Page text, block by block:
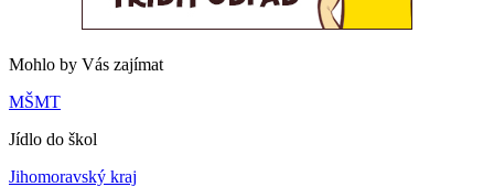
Mohlo by Vás zajímat
MŠMT
Jídlo do škol
Jihomoravský kraj